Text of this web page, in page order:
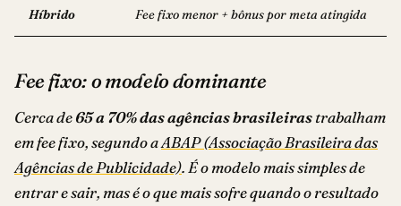
Híbrido Fee fixo menor + bônus por meta atingida
Fee fixo: o modelo dominante
Cerca de65 a 70% das agências brasileirastrabalham
em fee fixo, segundo aABAP (Associação Brasileira das
Agências de Publicidade). É o modelo mais simples de
entrar e sair, mas é o que mais sofre quando o resultado